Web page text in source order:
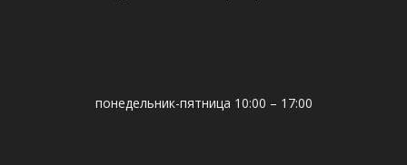
понедельник-пятница 10:00 – 17:00